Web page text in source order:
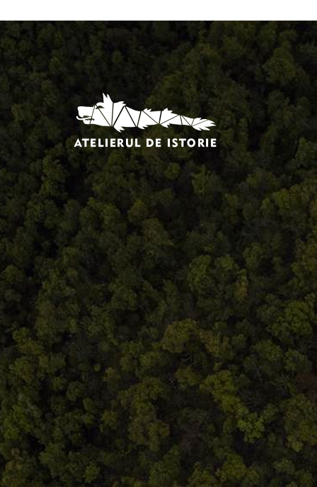
Comandă, plată, livrare
Întreținere produse
Facebook.com/atelieruldeistorie
Contact@atelieruldeistorie.ro
0748.884.543
Termeni și condiții
ANPC
Home Despre noi Produse
Contact
Termeni și condiții
S.C. Atelierul de istorie SRL